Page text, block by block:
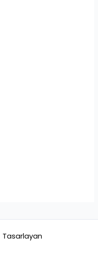
Tasarlayan